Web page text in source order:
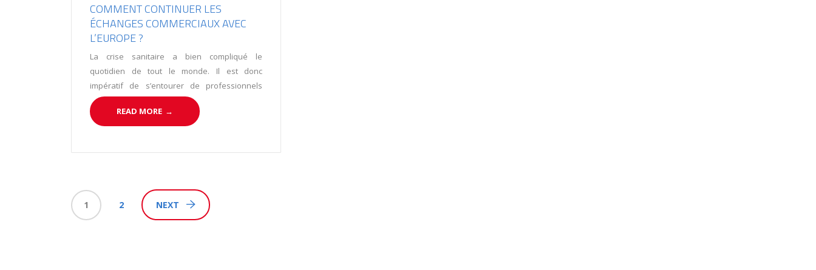
COMMENT CONTINUER LES
ÉCHANGES COMMERCIAUX AVEC
L’EUROPE ?
La crise sanitaire a bien compliqué le
quotidien de tout le monde. Il est donc
impératif de s’entourer de professionnels
efficaces et compétents afin de faire face à
cette situation.
READ MORE →
1 2 NEXT